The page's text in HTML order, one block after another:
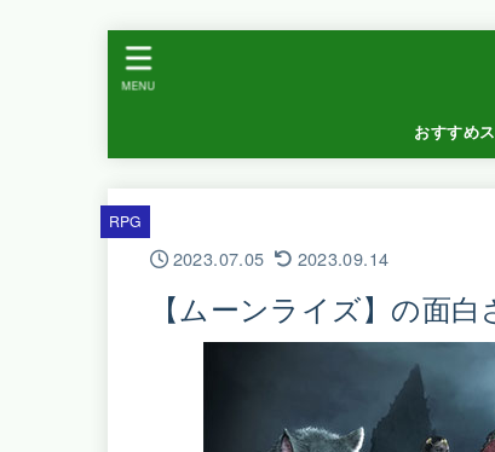
おすすめ
MENU
RPG
2023.07.05 2023.09.14
【ムーンライズ】の面